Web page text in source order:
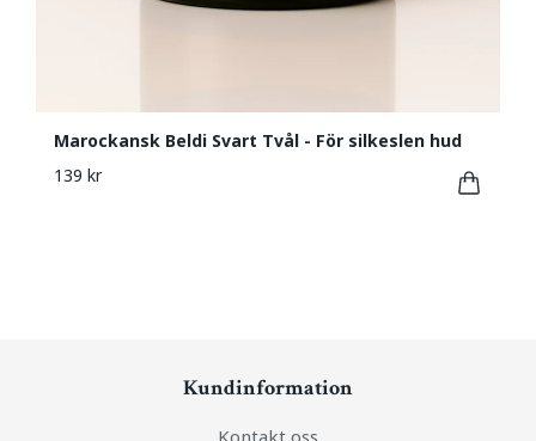
Marockansk Beldi Svart Tvål - För silkeslen hud
139 kr
Kundinformation
Kontakt oss